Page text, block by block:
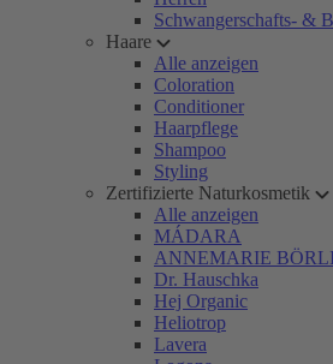
Schwangerschafts- &
Haare
Alle anzeigen
Coloration
Conditioner
Haarpflege
Shampoo
Styling
Zertifizierte Naturkosmetik
Alle anzeigen
MÁDARA
ANNEMARIE
Dr. Hauschka
Hej Organic
Heliotrop
Lavera